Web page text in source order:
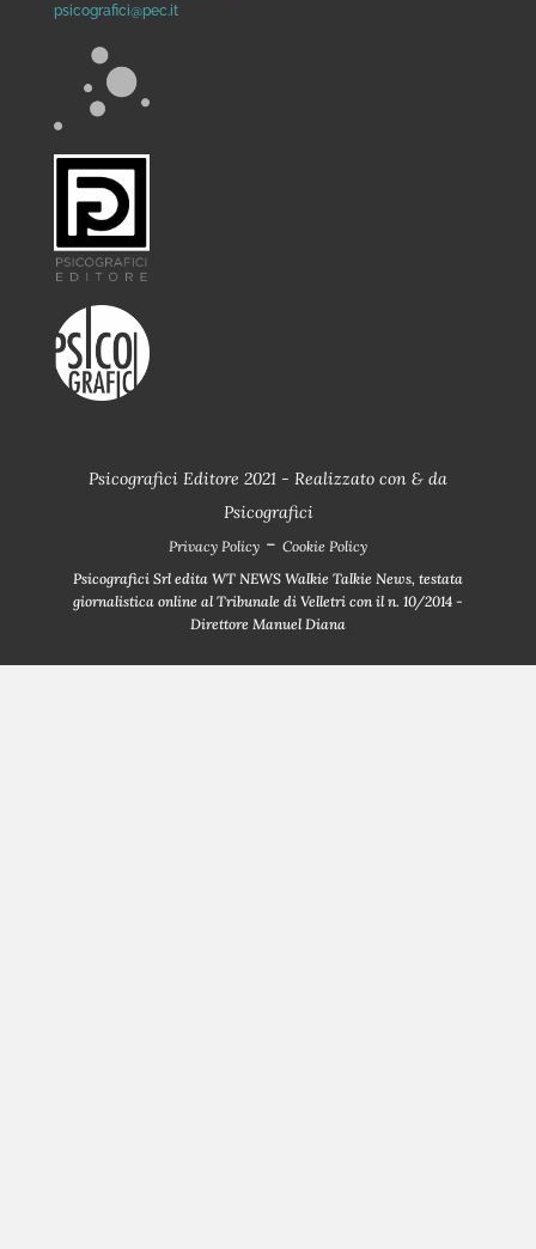
psicografici@pec.it
Psicografici Editore 2021 - Realizzato con & da
Psicografici
Privacy Policy - Cookie Policy
Psicografici Srl edita WT NEWS Walkie Talkie News, testata
giornalistica online al Tribunale di Velletri con il n. 10/2014 -
Direttore Manuel Diana